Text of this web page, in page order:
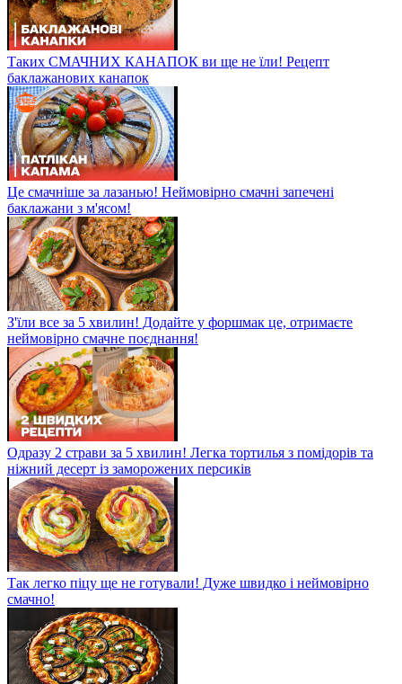
Таких СМАЧНИХ КАНАПОК ви ще не їли! Рецепт
баклажанових канапок
Це смачніше за лазанью! Неймовірно смачні запечені
баклажани з м'ясом!
З'їли все за 5 хвилин! Додайте у форшмак це, отримаєте
неймовірно смачне поєднання!
Одразу 2 страви за 5 хвилин! Легка тортилья з помідорів та
ніжний десерт із заморожених персиків
Так легко піцу ще не готували! Дуже швидко і неймовірно
смачно!